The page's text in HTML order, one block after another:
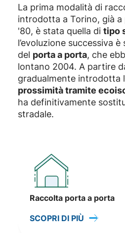
La prima modalità di
introdotta a Torino, già
'80, è stata quella di tipo
l’evoluzione successiva
del porta a porta, che
lontano 2004. A partire
gradualmente introdotta
prossimità tramite
ha definitivamente
stradale.
Raccolta porta a porta
SCOPRI DI PIÙ